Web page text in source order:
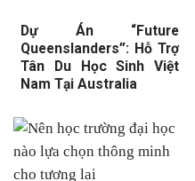
Dự Án “Future
Queenslanders”: Hỗ Trợ
Tân Du Học Sinh Việt
Nam Tại Australia